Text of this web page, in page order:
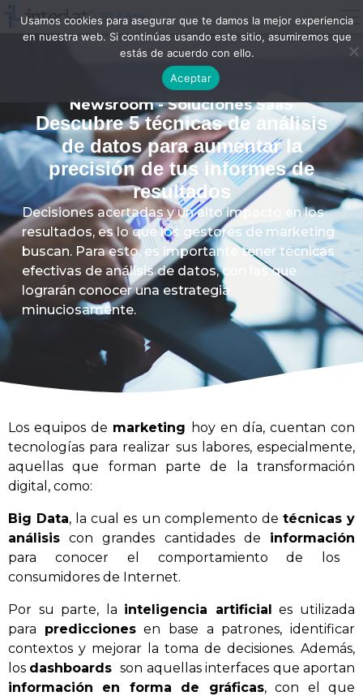
Newsroom - Soluciones SaaS
Descubre 5 técnicas de análisis
de datos para aumentar la
precisión de tus informes de
resultados
Decisiones acertadas y un alto impacto en los
resultados, es lo que los gestores de marketing
buscan. Para esto, es importante tener técnicas
efectivas de análisis de datos, con las que
lograrán conocer una estrategia
minuciosamente.
Los equipos de marketing hoy en día, cuentan con
tecnologías para realizar sus labores, especialmente,
aquellas que forman parte de la transformación
digital, como:
Big Data, la cual es un complemento de técnicas y
análisis con grandes cantidades de información
para conocer el comportamiento de los
consumidores de Internet.
Por su parte, la inteligencia artificial es utilizada
para prediccionesen base a patrones, identificar
contextos y mejorar la toma de decisiones. Además,
los dashboards son aquellas interfaces que aportan
información en forma de gráficas, con el que
Usamos cookies para asegurar que te damos la mejor experiencia
en nuestra web. Si continúas usando este sitio, asumiremos que
estás de acuerdo con ello.
Aceptar